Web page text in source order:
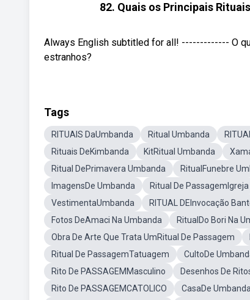
82. Quais os Principais
Always English subtitled for all! ------------- O
estranhos?
Tags
RITUAIS DaUmbanda Ritual Umbanda
Rituais DeKimbanda
KitRitual Umbanda
Ritual DePrimavera Umbanda
RitualFunebre
ImagensDe Umbanda
Ritual De PassagemIgreja
VestimentaUmbanda
RITUAL DEInvocação
Fotos DeAmaci Na Umbanda
RitualDo Bori Na
Obra De Arte Que Trata UmRitual De Passagem
Ritual De PassagemTatuagem
CultoDe
Rito De PASSAGEMMasculino
Desenhos De
Rito De PASSAGEMCATOLICO
CasaDe Umbanda